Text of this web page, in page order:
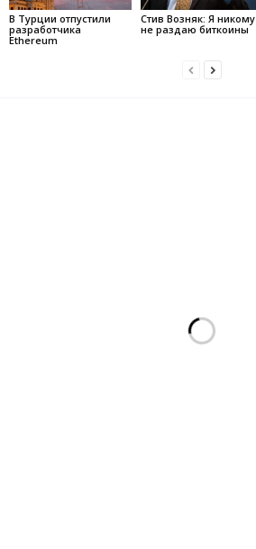
В Турции отпустили
разработчика
Ethereum
Стив Возняк: Я никому
не раздаю биткоины